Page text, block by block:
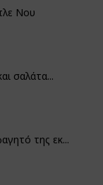
Νου
σαλάτα...
της εκ...